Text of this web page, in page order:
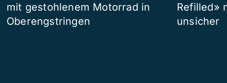
mit gestohlenem Motorrad in
Oberengstringen
Refilled»
unsicher